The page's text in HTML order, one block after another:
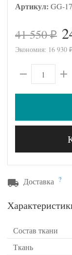
Артикул: GG-
41 550₽
Экономия: 16 930
Доставка ?
Состав ткани
Ткань